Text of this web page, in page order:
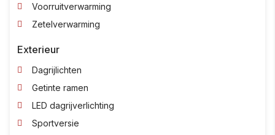
Voorruitverwarming
Zetelverwarming
Exterieur
Dagrijlichten
Getinte ramen
LED dagrijverlichting
Sportversie